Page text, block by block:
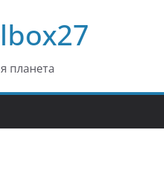
планета